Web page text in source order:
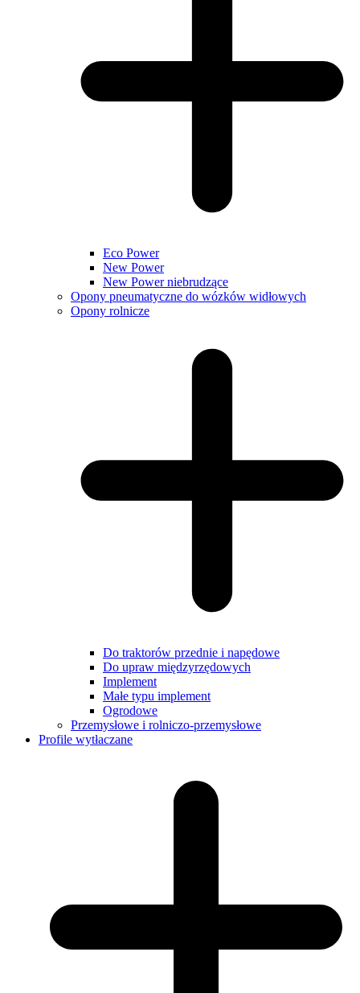
Eco Power
New Power
New Power niebrudzące
Opony pneumatyczne do wózków widłowych
Opony rolnicze
Do traktorów przednie i napędowe
Do upraw międzyrzędowych
Implement
Małe typu implement
Ogrodowe
Przemysłowe i rolniczo-przemysłowe
Profile wytłaczane